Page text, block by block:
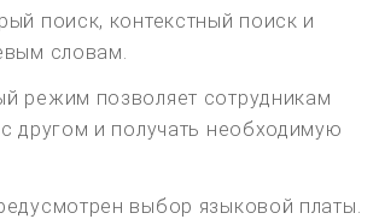
поиск, контекстный поиск и
словам.
режим позволяет сотрудникам
другом и получать необходимую
выбор языковой платы.